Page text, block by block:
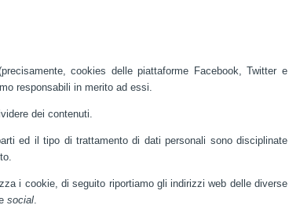
cookies delle piattaforme Facebook, Twitter e
responsabili in merito ad essi.
dei contenuti.
ed il tipo di trattamento di dati personali sono disciplinate
i cookie, di seguito riportiamo gli indirizzi web delle diverse
social